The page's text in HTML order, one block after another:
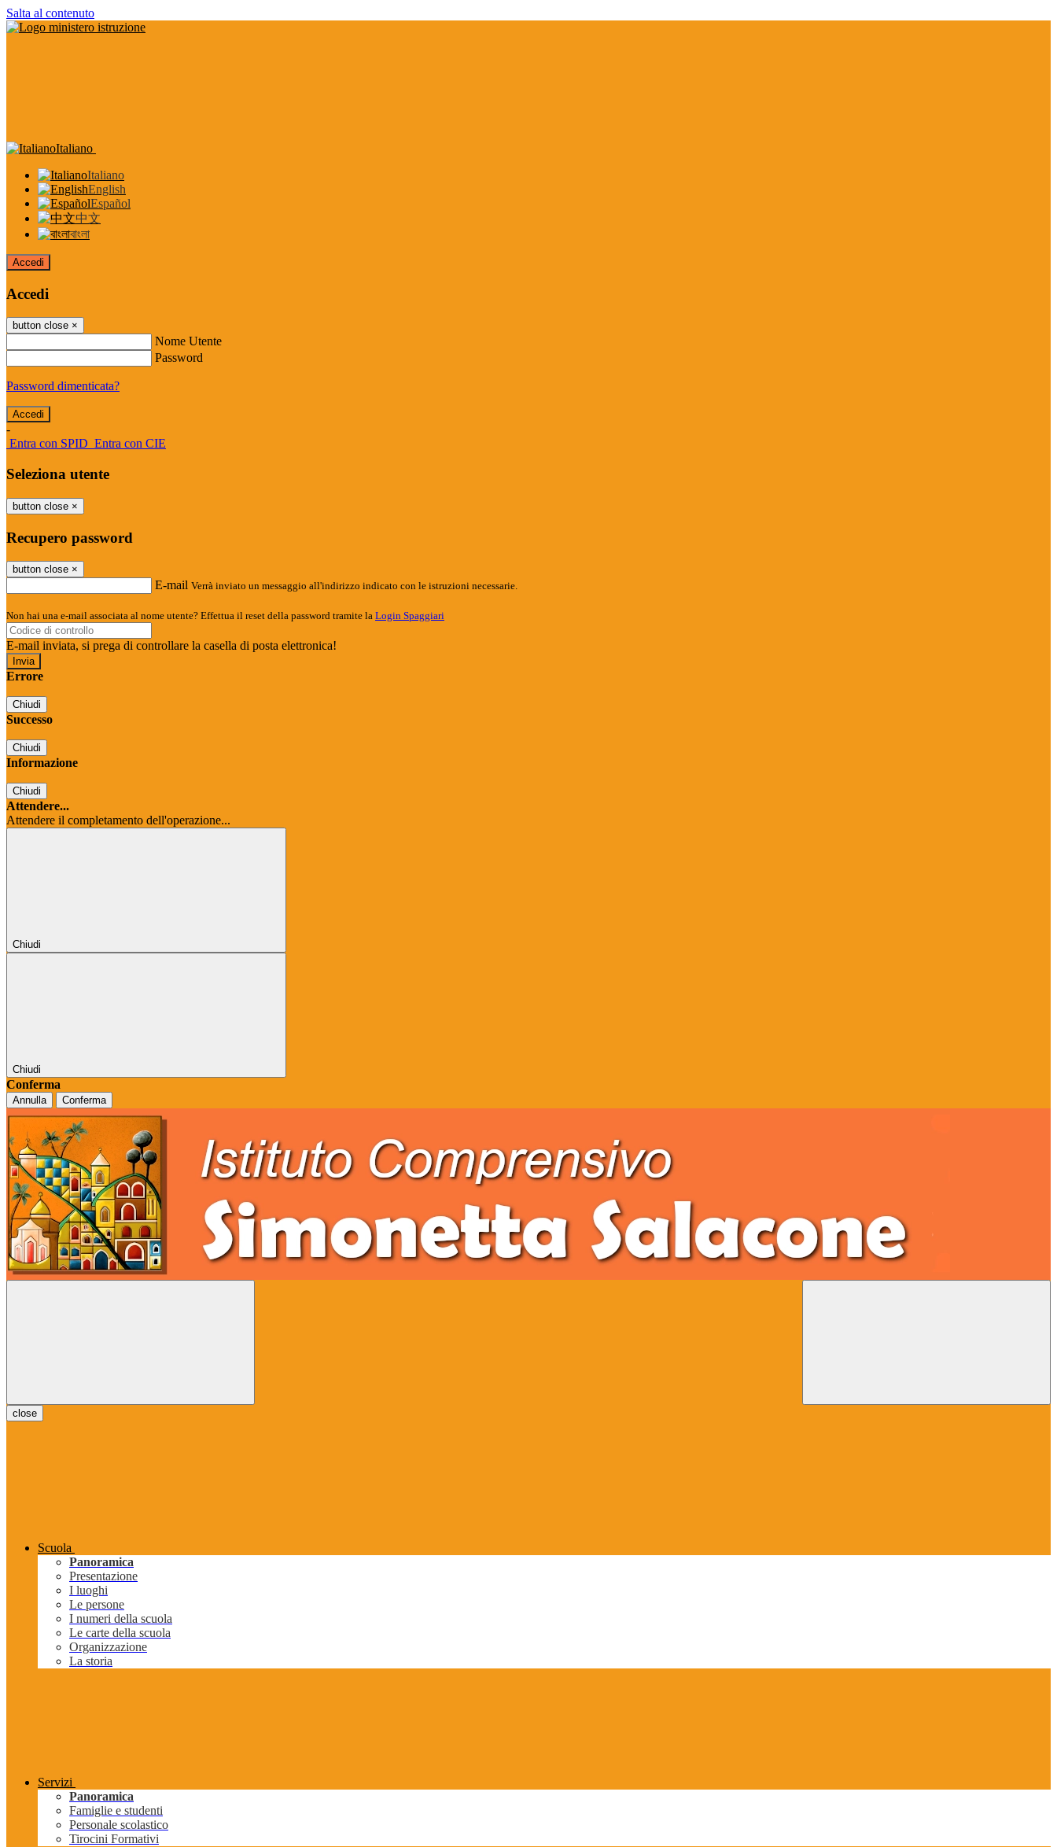
Salta al contenuto
Italiano
Italiano
English
Español
中文
বাংলা
Accedi
Accedi
button close ×
Nome Utente
Password
Password dimenticata?
-
Entra con SPID Entra con CIE
Seleziona utente
button close ×
Recupero password
button close ×
E-mail Verrà inviato un messaggio all'indirizzo indicato con le istruzioni necessarie.
Non hai una e-mail associata al nome utente? Effettua il reset della password tramite la Login Spaggiari
E-mail inviata, si prega di controllare la casella di posta elettronica!
Errore
Chiudi
Successo
Chiudi
Informazione
Chiudi
Attendere...
Attendere il completamento dell'operazione...
Chiudi
Chiudi
Conferma
Annulla Conferma
close
Scuola
Panoramica
Presentazione
I luoghi
Le persone
I numeri della scuola
Le carte della scuola
Organizzazione
La storia
Servizi
Panoramica
Famiglie e studenti
Personale scolastico
Tirocini Formativi